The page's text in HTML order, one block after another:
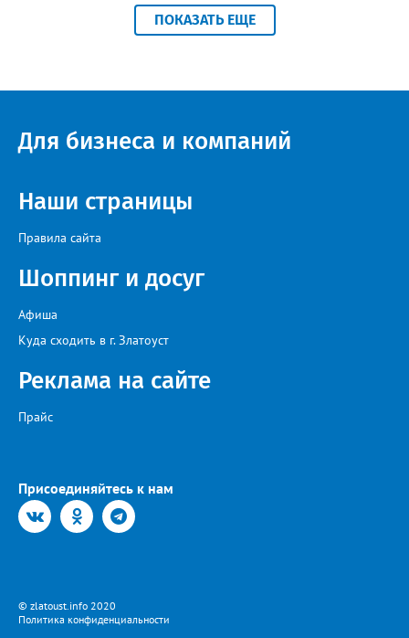
прослушивания участников, мастер-классы от ведущих
наставников, выступления победителей прошлых лет и
Челябинской, Свердловской, Курганской, Оренбургской
идейный вдохновитель, организатор фестиваля, эстрадный
певец, победитель главного патриотического конкурса страны
искусства «Золотая лира», участник телевизионных проектов
на Первом канале, обладатель звания «Голос страны» Алексей
ПОКАЗАТЬ ЕЩЕ
Для бизнеса и компаний
Наши страницы
Правила сайта
Шоппинг и досуг
Афиша
Куда сходить в г. Златоуст
Реклама на сайте
Прайс
Присоединяйтесь к нам
© zlatoust.info 2020
Политика конфиденциальности